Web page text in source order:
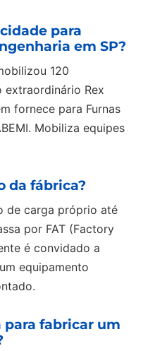
para
em SP?
120
Rex
fornece para Furnas
Mobiliza equipes
da fábrica?
de carga próprio até
por FAT (Factory
é convidado a
equipamento
fabricar um